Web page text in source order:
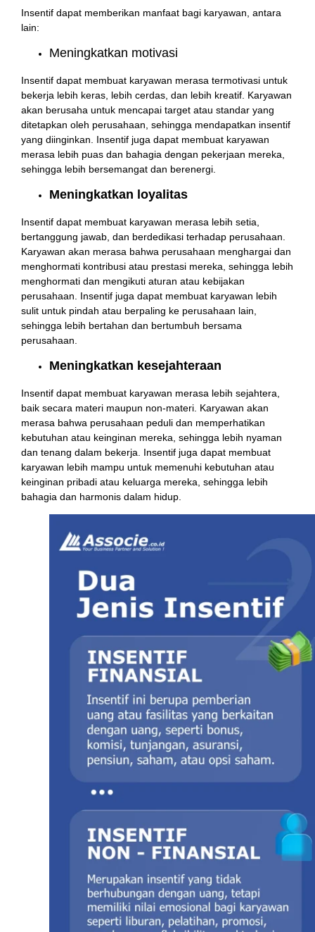
Insentif dapat memberikan manfaat bagi karyawan, antara
lain:
Meningkatkan motivasi
Insentif dapat membuat karyawan merasa termotivasi untuk
bekerja lebih keras, lebih cerdas, dan lebih kreatif. Karyawan
akan berusaha untuk mencapai target atau standar yang
ditetapkan oleh perusahaan, sehingga mendapatkan insentif
yang diinginkan. Insentif juga dapat membuat karyawan
merasa lebih puas dan bahagia dengan pekerjaan mereka,
sehingga lebih bersemangat dan berenergi.
Meningkatkan loyalitas
Insentif dapat membuat karyawan merasa lebih setia,
bertanggung jawab, dan berdedikasi terhadap perusahaan.
Karyawan akan merasa bahwa perusahaan menghargai dan
menghormati kontribusi atau prestasi mereka, sehingga lebih
menghormati dan mengikuti aturan atau kebijakan
perusahaan. Insentif juga dapat membuat karyawan lebih
sulit untuk pindah atau berpaling ke perusahaan lain,
sehingga lebih bertahan dan bertumbuh bersama
perusahaan.
Meningkatkan kesejahteraan
Insentif dapat membuat karyawan merasa lebih sejahtera,
baik secara materi maupun non-materi. Karyawan akan
merasa bahwa perusahaan peduli dan memperhatikan
kebutuhan atau keinginan mereka, sehingga lebih nyaman
dan tenang dalam bekerja. Insentif juga dapat membuat
karyawan lebih mampu untuk memenuhi kebutuhan atau
keinginan pribadi atau keluarga mereka, sehingga lebih
bahagia dan harmonis dalam hidup.